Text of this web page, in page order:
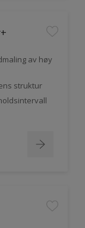
av høy
struktur